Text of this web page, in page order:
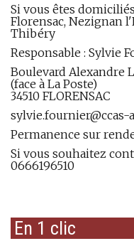
Si vous êtes
Florensac, Nezignan
Thibéry
Responsable : Sylvie
Boulevard Alexandre
(face à La Poste)
34510 FLORENSAC
sylvie.fournier@ccas-
Permanence sur
Si vous souhaitez
0666196510
En 1 clic